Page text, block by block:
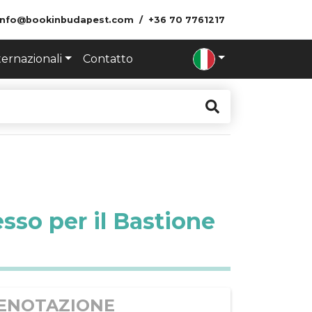
+36 70 7761217
Contatto
per il Bastione